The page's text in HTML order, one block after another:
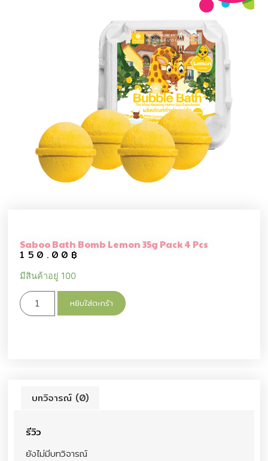
Saboo Bath Bomb Lemon 35g Pack 4 Pcs
150.00 ฿
มีสินค้าอยู่ 100
หยิบใส่ตะกร้า
บทวิจารณ์ (0)
รีวิว
ยังไม่มีบทวิจารณ์